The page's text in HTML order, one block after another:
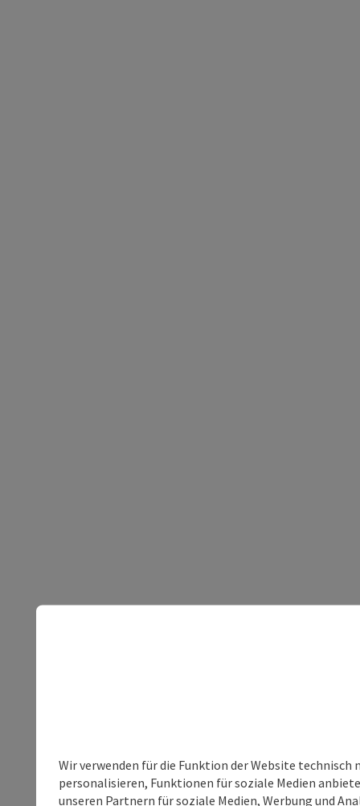
Wir verwenden für die Funktion der Website
personalisieren, Funktionen für soziale Medien
unseren Partnern für soziale Medien, Werbung und